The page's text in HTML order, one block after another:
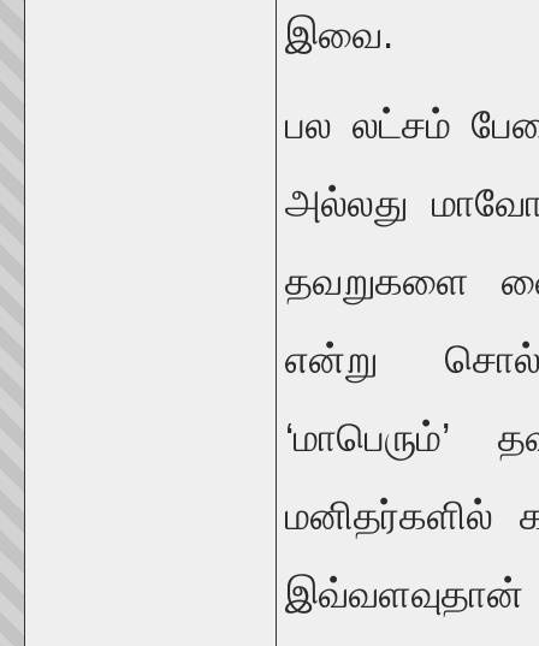
இவை.
பல லட்சம்
அல்லது
தவறுகளை
என்று
‘மாபெரும்’
மனிதர்களில்